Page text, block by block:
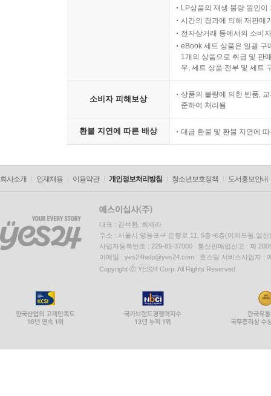
LP상품의 재생 불량 원인
시간의 경과에 의해 재판매
전자상거래 등에서의 소비
eBook 세트 상품은 일괄 구
1개의 상품으로 취급 및 판
우, 세트 상품 전부 및 세트
소비자 피해보상
상품의 불량에 의한 반품,
준하여 처리됨
환불 지연에 따른 배상 대금 환불 및 환불 지연에
회사소개 인재채용 이용약관 개인정보처리방침 청소년보호정책 도서홍보안내
대표 : 김석환, 최세라
주소 : 서울시 영등포구 은행로 11, 5층~6층(여의도동,일신
사업자등록번호 : 229-81-37000 통신판매업신고 : 제
이메일 : yes24help@yes24.com 호스팅 서비스사업자 :
Copyright ⓒ YES24 Corp. All Rights Reserved.